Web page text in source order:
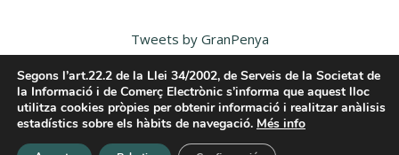
Tweets by GranPenya
Segons l’art.22.2 de la Llei 34/2002, de Serveis de la Societat de
la Informació i de Comerç Electrònic s’informa que aquest lloc
utilitza cookies pròpies per obtenir informació i realitzar anàlisis
estadístics sobre els hàbits de navegació. Més info